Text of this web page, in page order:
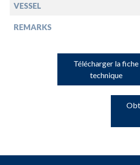
VESSEL
REMARKS
Télécharger la fiche
technique